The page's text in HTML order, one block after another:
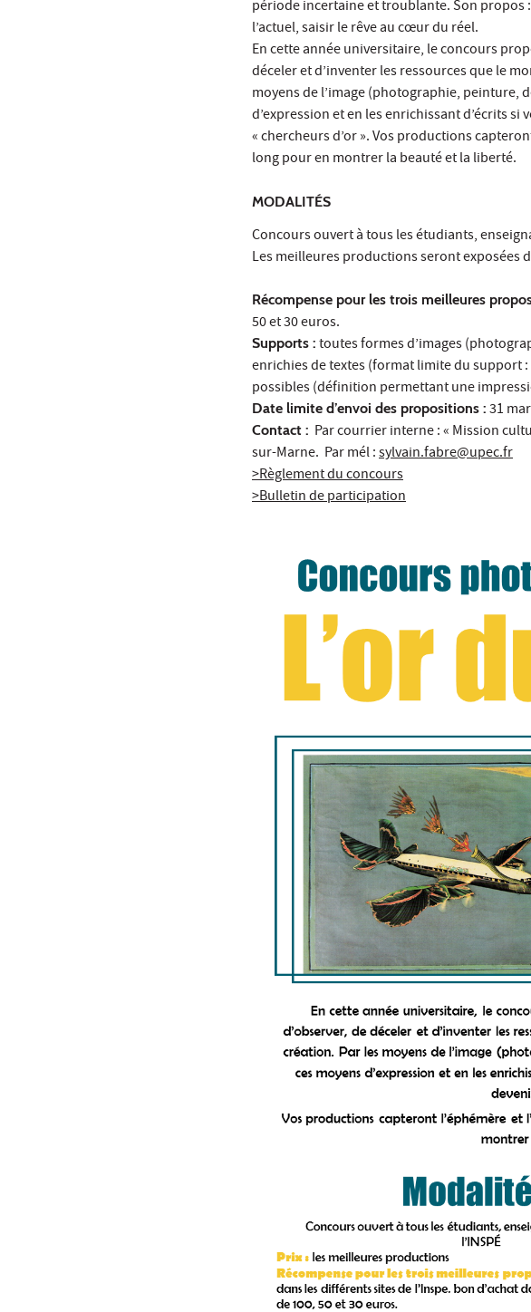
période incertaine et troublante. Son propos
l’actuel, saisir le rêve au cœur du réel.
En cette année universitaire, le concours
déceler et d’inventer les ressources que le
moyens de l’image (photographie, peinture,
d’expression et en les enrichissant d’écrits
« chercheurs d’or ». Vos productions
long pour en montrer la beauté et la liberté.
MODALITÉS
Concours ouvert à tous les étudiants,
Les meilleures productions seront exposées
Récompense pour les trois meilleures
50 et 30 euros.
Supports : toutes formes d’images
enrichies de textes (format limite du support
possibles (définition permettant une
Date limite d’envoi des propositions : 31
Contact : Par courrier interne : « Mission
sur-Marne. Par mél :sylvain.fabre@upec.fr
>Règlement du concours
>Bulletin de participation